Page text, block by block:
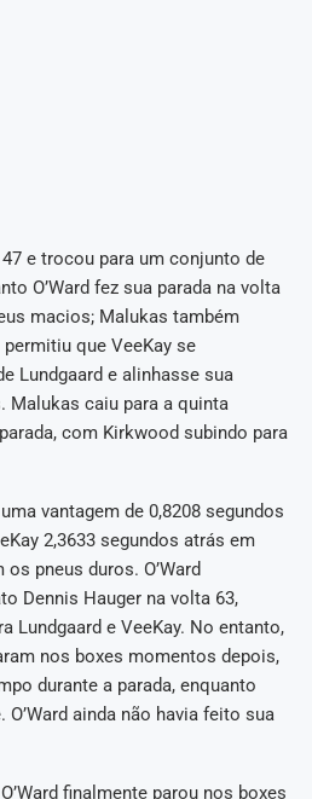
e trocou para um conjunto de
O’Ward fez sua parada na volta
macios; Malukas também
que VeeKay se
Lundgaard e alinhasse sua
Malukas caiu para a quinta
com Kirkwood subindo para
vantagem de 0,8208 segundos
2,3633 segundos atrás em
pneus duros. O’Ward
Dennis Hauger na volta 63,
Lundgaard e VeeKay. No entanto,
nos boxes momentos depois,
durante a parada, enquanto
ainda não havia feito sua
finalmente parou nos boxes